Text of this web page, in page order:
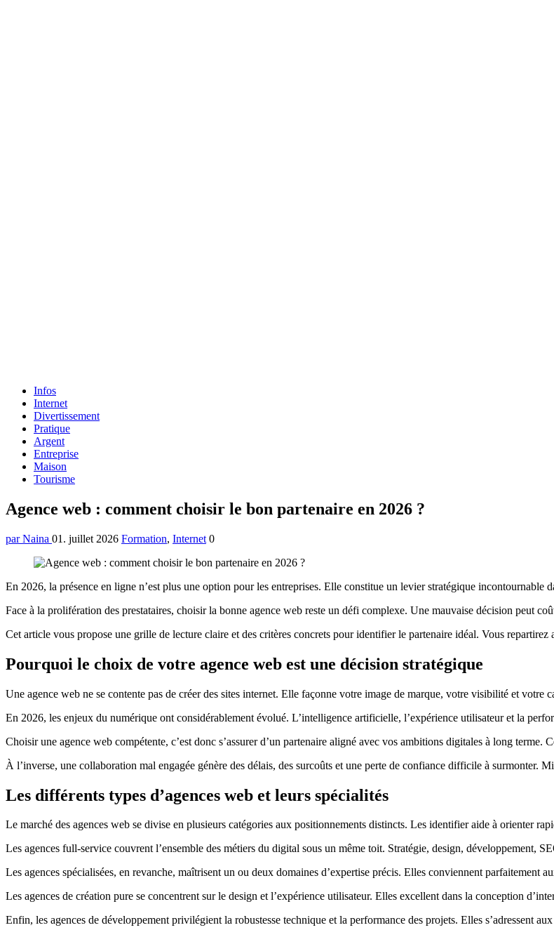
Formulaire
recherche
Infos
Internet
Divertissement
Pratique
Argent
Entreprise
Maison
Tourisme
Menu
Agence web : comment choisir le bon partenaire en 2026 ?
par Naina 01. juillet 2026 Formation, Internet 0
En 2026, la présence en ligne n’est plus une option pour les entreprises. Elle constitue un levier stratégique incontournable
Face à la prolifération des prestataires, choisir la bonne agence web reste un défi complexe. Une mauvaise décision peut
Cet article vous propose une grille de lecture claire et des critères concrets pour identifier le partenaire idéal. Vous
Pourquoi le choix de votre agence web est une décision stratégique
Une agence web ne se contente pas de créer des sites internet. Elle façonne votre image de marque, votre visibilité et votre
En 2026, les enjeux du numérique ont considérablement évolué. L’intelligence artificielle, l’expérience utilisateur et la
Choisir une agence web compétente, c’est donc s’assurer d’un partenaire aligné avec vos ambitions digitales à long terme.
À l’inverse, une collaboration mal engagée génère des délais, des surcoûts et une perte de confiance difficile à surmonter.
Les différents types d’agences web et leurs spécialités
Le marché des agences web se divise en plusieurs catégories aux positionnements distincts. Les identifier aide à orienter
Les agences full-service couvrent l’ensemble des métiers du digital sous un même toit. Stratégie, design, développement,
Les agences spécialisées, en revanche, maîtrisent un ou deux domaines d’expertise précis. Elles conviennent parfaitement
Les agences de création pure se concentrent sur le design et l’expérience utilisateur. Elles excellent dans la conception
Enfin, les agences de développement privilégient la robustesse technique et la performance des projets. Elles s’adressent